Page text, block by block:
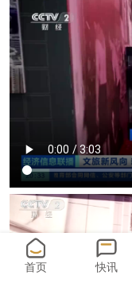
首页 快讯